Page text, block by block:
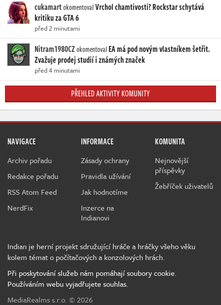
cukamartokomentovalVrchol chamtivosti? Rockstar schytává
kritiku za GTA 6
před 2 minutami
Nitram1980CZokomentoval EA má pod novým vlastníkem šetřit.
Zvažuje prodej studií i známých značek
před 4 minutami
PŘEHLED AKTIVITY KOMUNITY
NAVIGACE
Archiv pořadu
Redakce pořadu
RSS Atom Feed
NerdFix
INFORMACE
Zásady ochrany
Pravidla užívání
Jak hodnotíme
Inzerce na
Indianovi
KOMUNITA
Nejnovější
příspěvky
Žebříček uživatelů
Indian je herní projekt sdružující hráče a hráčky všeho věku
kolem témat o počítačových a konzolových hrách.
Při poskytování služeb nám pomáhají soubory cookie.
Používáním webu vyjadřujete souhlas.
MediaRealms s.r.o. © 2026